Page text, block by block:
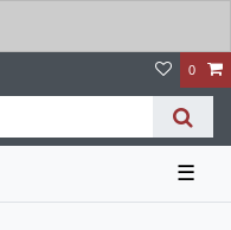
0
☰